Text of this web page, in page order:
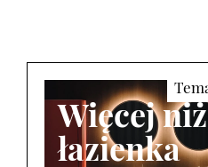
Więcej niż
łazienka